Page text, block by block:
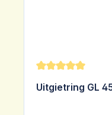
Gemiddelde
Uitgietring GL